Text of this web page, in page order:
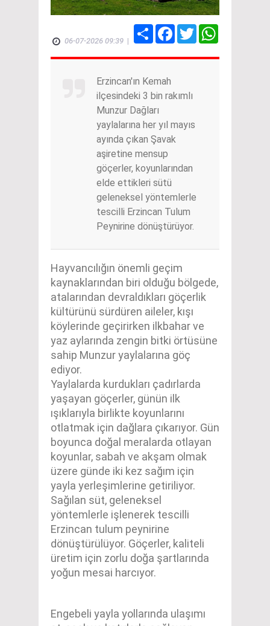
06-07-2026 09:39 |
Share FacebookTwitter
Erzincan'ın Kemah
ilçesindeki 3 bin rakımlı
Munzur Dağları
yaylalarına her yıl mayıs
ayında çıkan Şavak
aşiretine mensup
göçerler, koyunlarından
elde ettikleri sütü
geleneksel yöntemlerle
tescilli Erzincan Tulum
Peynirine dönüştürüyor.
Hayvancılığın önemli geçim
kaynaklarından biri olduğu bölgede,
atalarından devraldıkları göçerlik
kültürünü sürdüren aileler, kışı
köylerinde geçirirken ilkbahar ve
yaz aylarında zengin bitki örtüsüne
sahip Munzur yaylalarına göç
ediyor.
Yaylalarda kurdukları çadırlarda
yaşayan göçerler, günün ilk
ışıklarıyla birlikte koyunlarını
otlatmak için dağlara çıkarıyor. Gün
boyunca doğal meralarda otlayan
koyunlar, sabah ve akşam olmak
üzere günde iki kez sağım için
yayla yerleşimlerine getiriliyor.
Sağılan süt, geleneksel
yöntemlerle işlenerek tescilli
Erzincan tulum peynirine
dönüştürülüyor. Göçerler, kaliteli
üretim için zorlu doğa şartlarında
yoğun mesai harcıyor.
Engebeli yayla yollarında ulaşımı